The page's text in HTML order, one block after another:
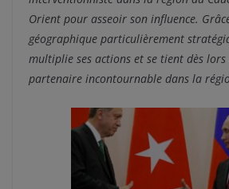
Orient pour asseoir son influence.
géographique particulièrement
multiplie ses actions et se tient dès lors
partenaire incontournable dans la